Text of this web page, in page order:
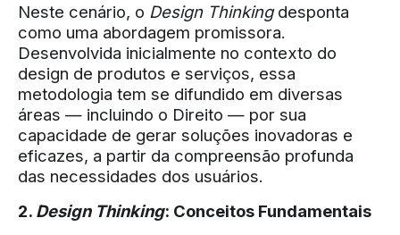
Neste cenário, o Design Thinkingdesponta
como uma abordagem promissora.
Desenvolvida inicialmente no contexto do
design de produtos e serviços, essa
metodologia tem se difundido em diversas
áreas — incluindo o Direito — por sua
capacidade de gerar soluções inovadoras e
eficazes, a partir da compreensão profunda
das necessidades dos usuários.
2. Design Thinking: Conceitos Fundamentais